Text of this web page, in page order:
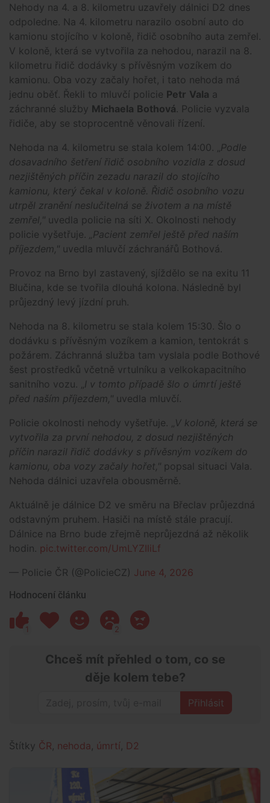
Nehody na 4. a 8. kilometru uzavřely dálnici D2 dnes
odpoledne. Na 4. kilometru narazilo osobní auto do
kamionu stojícího v koloně, řidič osobního auta zemřel.
V koloně, která se vytvořila za nehodou, narazil na 8.
kilometru řidič dodávky s přívěsným vozíkem do
kamionu. Oba vozy začaly hořet, i tato nehoda má
jednu oběť. Řekli to mluvčí policie Petr Vala a
záchranné služby Michaela Bothová. Policie vyzvala
řidiče, aby se stoprocentně věnovali řízení.
Nehoda na 4. kilometru se stala kolem 14:00. „ Podle
dosavadního šetření řidič osobního vozidla z dosud
nezjištěných příčin zezadu narazil do stojícího
kamionu, který čekal v koloně. Řidič osobního vozu
utrpěl zranění neslučitelná se životem a na místě
zemřel," uvedla policie na síti X. Okolnosti nehody
policie vyšetřuje.
„Pacient zemřel ještě před naším
příjezdem," uvedla mluvčí záchranářů Bothová.
Provoz na Brno byl zastavený, sjíždělo se na exitu 11
Blučina, kde se tvořila dlouhá kolona. Následně byl
průjezdný levý jízdní pruh.
Nehoda na 8. kilometru se stala kolem 15:30. Šlo o
dodávku s přívěsným vozíkem a kamion, tentokrát s
požárem. Záchranná služba tam vyslala podle Bothové
šest prostředků včetně vrtulníku a velkokapacitního
sanitního vozu. „ I v tomto případě šlo o úmrtí ještě
před naším příjezdem," uvedla mluvčí.
Policie okolnosti nehody vyšetřuje. „ V koloně, která se
vytvořila za první nehodou, z dosud nezjištěných
příčin narazil řidič dodávky s přívěsným vozíkem do
kamionu, oba vozy začaly hořet," popsal situaci Vala.
Nehoda dálnici uzavřela obousměrně.
Aktuálně je dálnice D2 ve směru na Břeclav průjezdná
odstavným pruhem. Hasiči na místě stále pracují.
Dálnice na Brno bude zřejmě neprůjezdná až několik
hodin. pic.twitter.com/UmLYZIliLf
— Policie ČR (@PolicieCZ) June 4, 2026
Hodnocení článku
1 2
Chceš mít přehled o tom, co se
děje kolem tebe?
Přihlásit
Štítky ČR nehoda úmrtí D2